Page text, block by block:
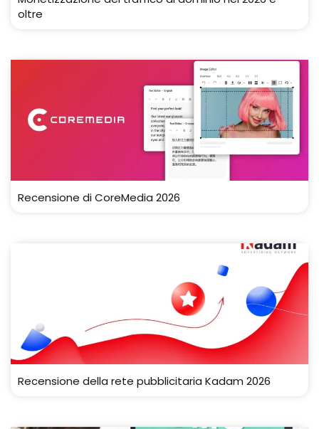
oltre
Recensione di CoreMedia 2026
Recensione della rete pubblicitaria Kadam 2026